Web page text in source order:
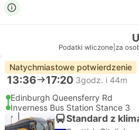
Podatki wliczone za
Natychmiastowe potwierdzenie
13:36 17:20 3godz. i 44m
Edinburgh Queensferry Rd
Inverness Bus Station Stance 3
Standard z